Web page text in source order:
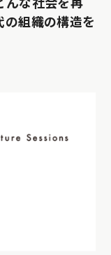
んな社会を再
の組織の構造を